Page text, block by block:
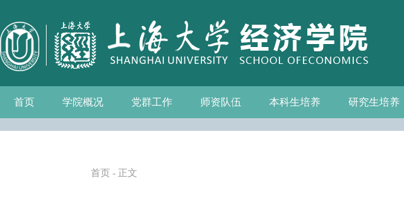
首页 学院概况
学院介绍 学院简介
发展历程
历任院长
现任领导
组织机构
学院愿景
党群工作
党务公开
党的建设
群众团体 工会
青联会
妇委会
退管会
学院制度
师资队伍
教师名录 系—中心名录
教授
人事专栏
招聘信息
博士后流动站
本科生培养
教务通知
教学管理
相关下载
教学成果
研究生培养
教务通知
培养方案
相关下载
首页 - 正文